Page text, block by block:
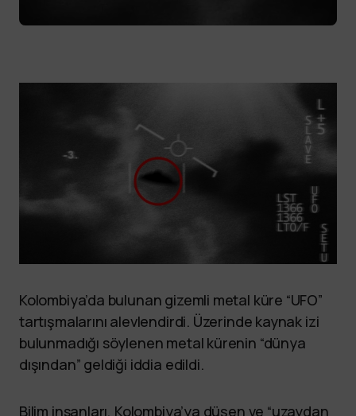
Kolombiya’da bulunan gizemli metal küre “UFO”
tartışmalarını alevlendirdi. Üzerinde kaynak izi
bulunmadığı söylenen metal kürenin “dünya
dışından” geldiği iddia edildi.
Bilim insanları, Kolombiya’ya düşen ve “uzaydan